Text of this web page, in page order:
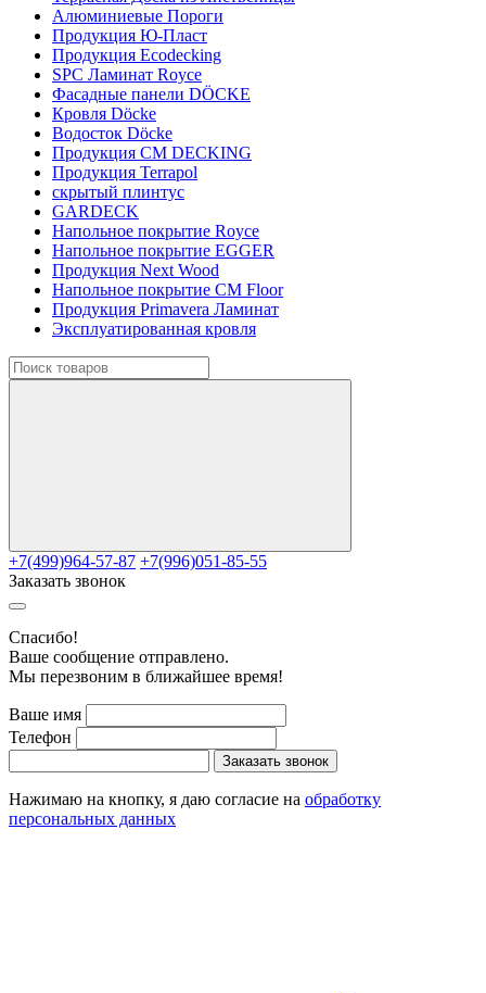
Алюминиевые Пороги
Продукция Ю-Пласт
Продукция Ecodecking
SPC Ламинат Royce
Фасадные панели DÖCKE
Кровля Döcke
Водосток Döcke
Продукция CM DECKING
Продукция Terrapol
скрытый плинтус
GARDECK
Напольное покрытие Royce
Напольное покрытие EGGER
Продукция Next Wood
Напольное покрытие CM Floor
Продукция Primavera Ламинат
Эксплуатированная кровля
+7(499)964-57-87 +7(996)051-85-55
Заказать звонок
Cпасибо!
Ваше сообщение отправлено.
Мы перезвоним в ближайшее время!
Ваше имя
Телефон
Заказать звонок
Нажимаю на кнопку, я даю согласие на обработку
персональных данных